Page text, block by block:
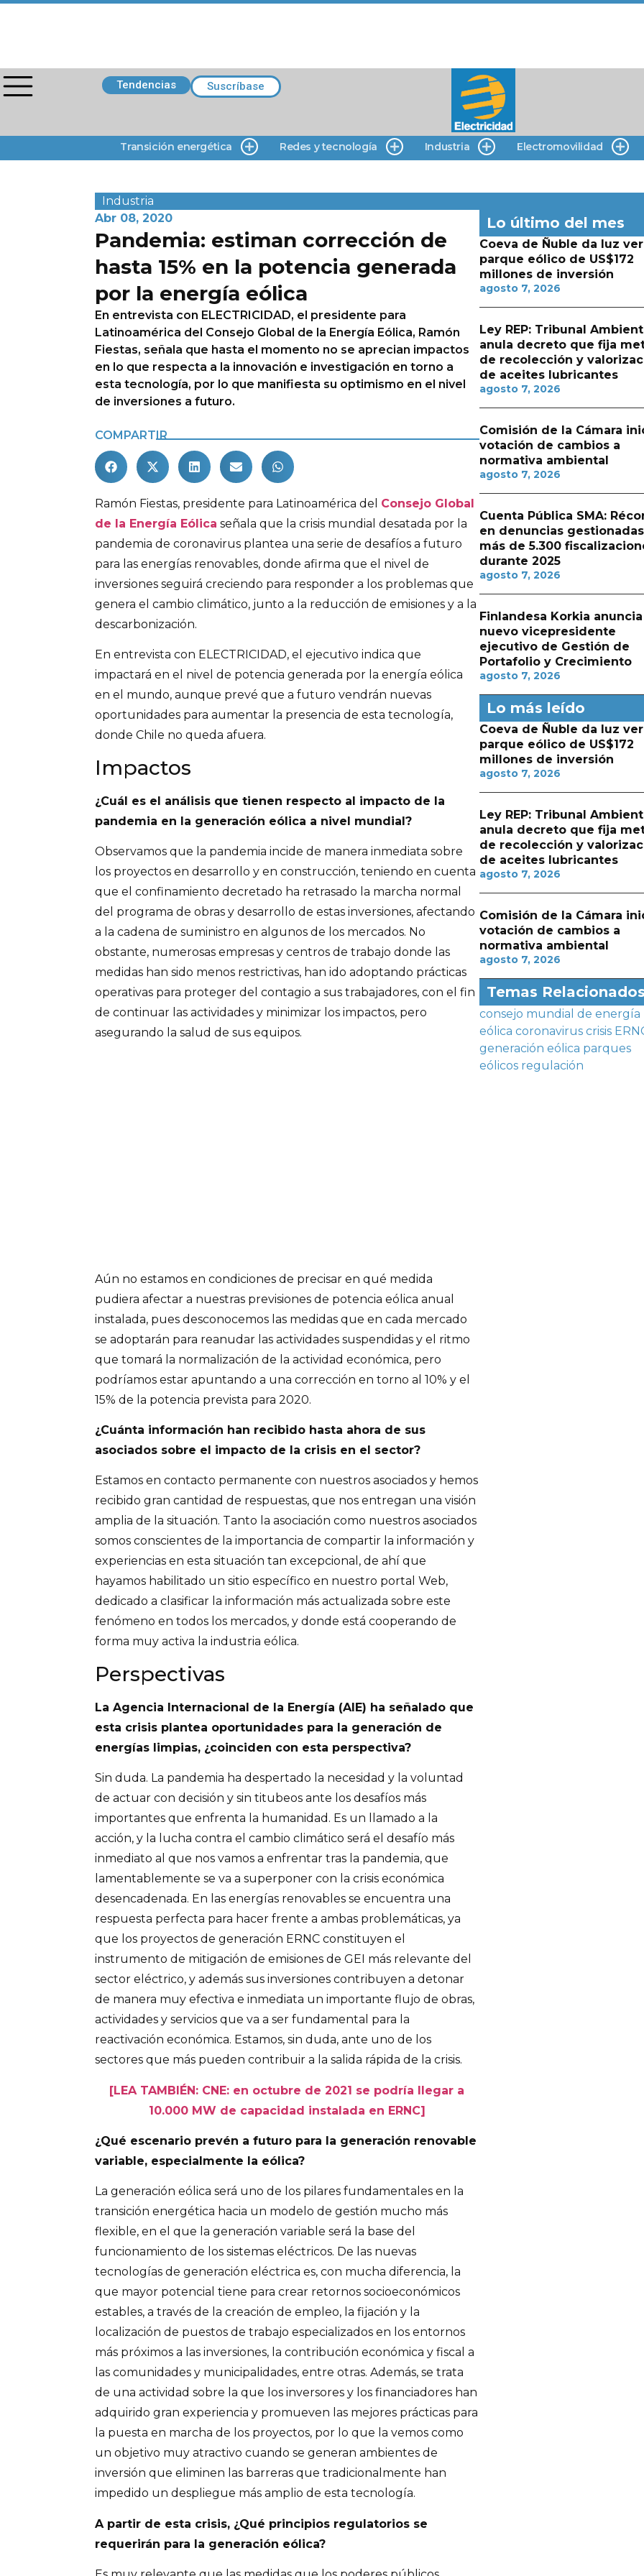
Tendencias Suscríbase
Transición energética Redes y tecnología Industria Electromovilidad
Industria
Abr 08, 2020
Pandemia: estiman corrección de
hasta 15% en la potencia generada
por la energía eólica
En entrevista con ELECTRICIDAD, el presidente para
Latinoamérica del Consejo Global de la Energía Eólica, Ramón
Fiestas, señala que hasta el momento no se aprecian impactos
en lo que respecta a la innovación e investigación en torno a
esta tecnología, por lo que manifiesta su optimismo en el nivel
de inversiones a futuro.
COMPARTIR
Ramón Fiestas, presidente para Latinoamérica del Consejo Global
de la Energía Eólica señala que la crisis mundial desatada por la
pandemia de coronavirus plantea una serie de desafíos a futuro
para las energías renovables, donde afirma que el nivel de
inversiones seguirá creciendo para responder a los problemas que
genera el cambio climático, junto a la reducción de emisiones y a la
descarbonización.
En entrevista con ELECTRICIDAD, el ejecutivo indica que
impactará en el nivel de potencia generada por la energía eólica
en el mundo, aunque prevé que a futuro vendrán nuevas
oportunidades para aumentar la presencia de esta tecnología,
donde Chile no queda afuera.
Impactos
¿Cuál es el análisis que tienen respecto al impacto de la
pandemia en la generación eólica a nivel mundial?
Observamos que la pandemia incide de manera inmediata sobre
los proyectos en desarrollo y en construcción, teniendo en cuenta
que el confinamiento decretado ha retrasado la marcha normal
del programa de obras y desarrollo de estas inversiones, afectando
a la cadena de suministro en algunos de los mercados. No
obstante, numerosas empresas y centros de trabajo donde las
medidas han sido menos restrictivas, han ido adoptando prácticas
operativas para proteger del contagio a sus trabajadores, con el fin
de continuar las actividades y minimizar los impactos, pero
asegurando la salud de sus equipos.
Aún no estamos en condiciones de precisar en qué medida
pudiera afectar a nuestras previsiones de potencia eólica anual
instalada, pues desconocemos las medidas que en cada mercado
se adoptarán para reanudar las actividades suspendidas y el ritmo
que tomará la normalización de la actividad económica, pero
podríamos estar apuntando a una corrección en torno al 10% y el
15% de la potencia prevista para 2020.
¿Cuánta información han recibido hasta ahora de sus
asociados sobre el impacto de la crisis en el sector?
Estamos en contacto permanente con nuestros asociados y hemos
recibido gran cantidad de respuestas, que nos entregan una visión
amplia de la situación. Tanto la asociación como nuestros asociados
somos conscientes de la importancia de compartir la información y
experiencias en esta situación tan excepcional, de ahí que
hayamos habilitado un sitio específico en nuestro portal Web,
dedicado a clasificar la información más actualizada sobre este
fenómeno en todos los mercados, y donde está cooperando de
forma muy activa la industria eólica.
Perspectivas
La Agencia Internacional de la Energía (AIE) ha señalado que
esta crisis plantea oportunidades para la generación de
energías limpias, ¿coinciden con esta perspectiva?
Sin duda. La pandemia ha despertado la necesidad y la voluntad
de actuar con decisión y sin titubeos ante los desafíos más
importantes que enfrenta la humanidad. Es un llamado a la
acción, y la lucha contra el cambio climático será el desafío más
inmediato al que nos vamos a enfrentar tras la pandemia, que
lamentablemente se va a superponer con la crisis económica
desencadenada. En las energías renovables se encuentra una
respuesta perfecta para hacer frente a ambas problemáticas, ya
que los proyectos de generación ERNC constituyen el
instrumento de mitigación de emisiones de GEI más relevante del
sector eléctrico, y además sus inversiones contribuyen a detonar
de manera muy efectiva e inmediata un importante flujo de obras,
actividades y servicios que va a ser fundamental para la
reactivación económica. Estamos, sin duda, ante uno de los
sectores que más pueden contribuir a la salida rápida de la crisis.
[LEA TAMBIÉN: CNE: en octubre de 2021 se podría llegar a
10.000 MW de capacidad instalada en ERNC]
¿Qué escenario prevén a futuro para la generación renovable
variable, especialmente la eólica?
La generación eólica será uno de los pilares fundamentales en la
transición energética hacia un modelo de gestión mucho más
flexible, en el que la generación variable será la base del
funcionamiento de los sistemas eléctricos. De las nuevas
tecnologías de generación eléctrica es, con mucha diferencia, la
que mayor potencial tiene para crear retornos socioeconómicos
estables, a través de la creación de empleo, la fijación y la
localización de puestos de trabajo especializados en los entornos
más próximos a las inversiones, la contribución económica y fiscal a
las comunidades y municipalidades, entre otras. Además, se trata
de una actividad sobre la que los inversores y los financiadores han
adquirido gran experiencia y promueven las mejores prácticas para
la puesta en marcha de los proyectos, por lo que la vemos como
un objetivo muy atractivo cuando se generan ambientes de
inversión que eliminen las barreras que tradicionalmente han
impedido un despliegue más amplio de esta tecnología.
A partir de esta crisis, ¿Qué principios regulatorios se
requerirán para la generación eólica?
Lo último del mes
Coeva de Ñuble da luz
parque eólico de US$172
millones de inversión
agosto 7, 2026
Ley REP: Tribunal
anula decreto que fija
de recolección y
de aceites lubricantes
agosto 7, 2026
Comisión de la Cámara
votación de cambios a
normativa ambiental
agosto 7, 2026
Cuenta Pública SMA:
en denuncias
más de 5.300
durante 2025
agosto 7, 2026
Finlandesa Korkia anuncia
nuevo vicepresidente
ejecutivo de Gestión de
Portafolio y Crecimiento
agosto 7, 2026
Lo más leído
Coeva de Ñuble da luz
parque eólico de US$172
millones de inversión
agosto 7, 2026
Ley REP: Tribunal
anula decreto que fija
de recolección y
de aceites lubricantes
agosto 7, 2026
Comisión de la Cámara
votación de cambios a
normativa ambiental
agosto 7, 2026
Temas
consejo mundial de energía
eólica coronavirus crisis
generación eólica parques
eólicos regulación